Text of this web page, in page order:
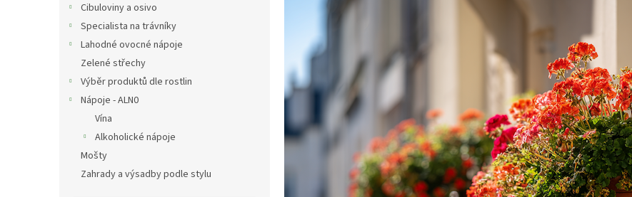
Cibuloviny a osivo
Specialista na trávníky
Lahodné ovocné nápoje
Zelené střechy
Výběr produktů dle rostlin
Nápoje - ALN0
Vína
Alkoholické nápoje
Mošty
Zahrady a výsadby podle stylu